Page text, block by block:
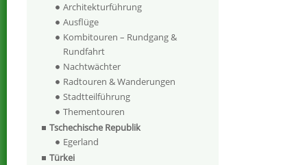
Architekturführung
Ausflüge
Kombitouren – Rundgang &
Rundfahrt
Nachtwächter
Radtouren & Wanderungen
Stadtteilführung
Thementouren
Tschechische Republik
Egerland
Türkei